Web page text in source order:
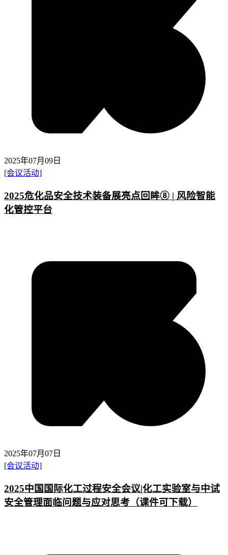
2025年07月09日
[会议活动]
2025危化品安全技术装备展亮点回眸⑧ | 风险智能
化管控平台
2025年07月07日
[会议活动]
2025中国国际化工过程安全会议|化工实验室与中试
安全管理面临问题与应对思考（课件可下载）